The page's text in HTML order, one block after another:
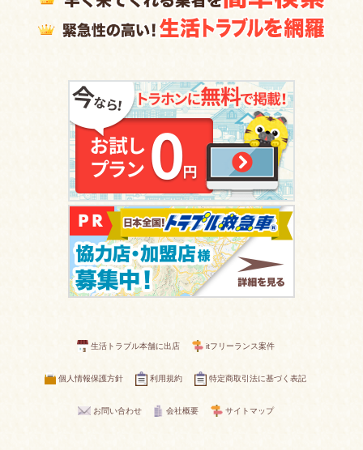
生活トラブル本舗に出店 itフリーランス案件
個人情報保護方針 利用規約 特定商取引法に基づく表記
お問い合わせ 会社概要 サイトマップ